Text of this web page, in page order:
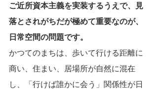
ご近所資本主義を実装するうえで、見
落とされがちだが極めて重要なのが、
日常空間の問題です。
かつてのまちは、歩いて行ける距離に
商い、住まい、居場所が自然に混在
し、「行けば誰かに会う」関係性が日